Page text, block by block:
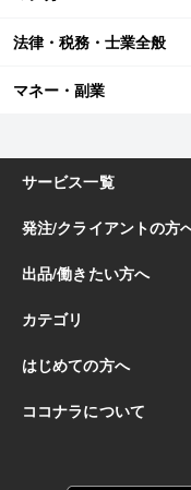
法律・税務・士業全般
マネー・副業